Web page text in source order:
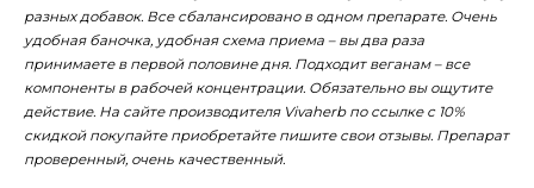
разных добавок. Все сбалансировано в одном препарате. Очень
удобная баночка, удобная схема приема – вы два раза
принимаете в первой половине дня. Подходит веганам – все
компоненты в рабочей концентрации. Обязательно вы ощутите
действие. На сайте производителя Vivаherb по ссылке с 10%
скидкой покупайте приобретайте пишите свои отзывы. Препарат
проверенный, очень качественный.